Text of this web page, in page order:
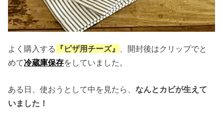
よく購入する 『ピザ用チーズ』
、開封後はクリップでと
めて冷蔵庫保存をしていました。
ある日、使おうとして中を見たら、なんとカビが生えて
いました！